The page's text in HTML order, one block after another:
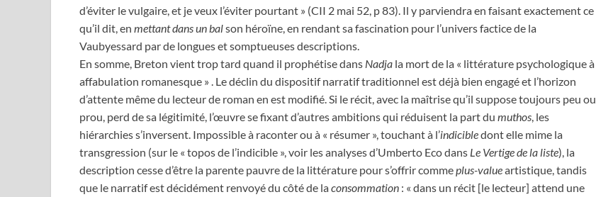
d’éviter le vulgaire, et je veux l’éviter pourtant » (CII 2 mai 52, p 83). Il y parviendra en faisant exactement ce
qu’il dit, en mettantdans un balson héroïne, en rendant sa fascination pour l’univers factice de la
Vaubyessard par de longues et somptueuses descriptions.
En somme, Breton vient trop tard quand il prophétise dans Nadja la mort de la « littérature psychologique à
affabulation romanesque » . Le déclin du dispositif narratif traditionnel est déjà bien engagé et l’horizon
d’attente même du lecteur de roman en est modifié. Si le récit, avec la maîtrise qu’il suppose toujours peu ou
prou, perd de sa légitimité, l’œuvre se fixant d’autres ambitions qui réduisent la part du muthos , les
hiérarchies s’inversent. Impossible à raconter ou à « résumer », touchant à l’indicibledont elle mime la
transgression (sur le « topos de l’indicible », voir les analyses d’Umberto Eco dans Le Vertige de la liste), la
description cesse d’être la parente pauvre de la littérature pour s’offrir comme plus-valueartistique, tandis
que le narratif est décidément renvoyé du côté de laconsommation : « dans un récit [le lecteur] attend une